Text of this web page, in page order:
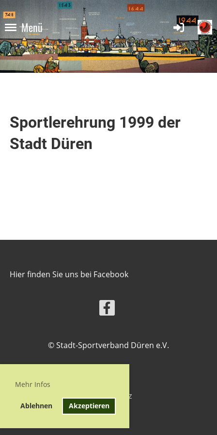
Mehr Infos
Ablehnen Akzeptieren
Menü
Sportlerehrung 1999 der
Stadt Düren
Hier finden Sie uns bei Facebook
© Stadt-Sportverband Düren e.V.
Datenschutz